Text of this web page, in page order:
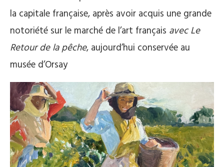
la capitale française, après avoir acquis une grande
notoriété sur le marché de l’art français avec Le
Retour de la pêche, aujourd’hui conservée au
musée d’Orsay